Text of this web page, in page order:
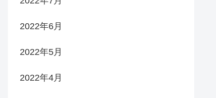
2022年6月
2022年5月
2022年4月